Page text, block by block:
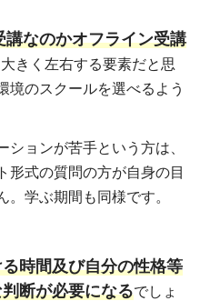
講なのかオフライン受講
きく左右する要素だと思
境のスクールを選べるよう
ョンが苦手という方は、
形式の質問の方が自身の目
学ぶ期間も同様です。
時間及び自分の性格等
断が必要になるでしょ